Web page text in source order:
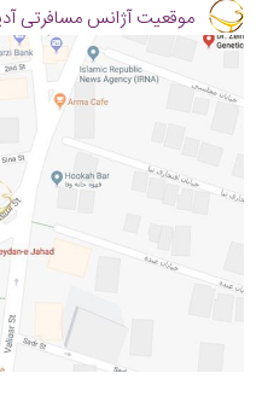
موقعیت آژانس مسافرتی